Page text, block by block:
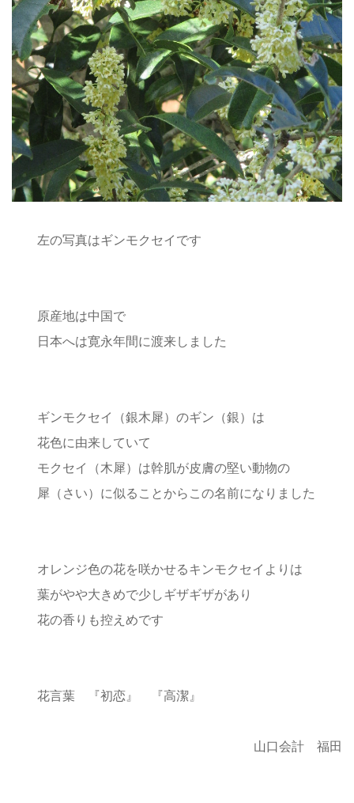
左の写真はギンモクセイです
原産地は中国で
日本へは寛永年間に渡来しました
ギンモクセイ（銀木犀）のギン（銀）は
花色に由来していて
モクセイ（木犀）は幹肌が皮膚の堅い動物の
犀（さい）に似ることからこの名前になりました
オレンジ色の花を咲かせるキンモクセイよりは
葉がやや大きめで少しギザギザがあり
花の香りも控えめです
花言葉 『初恋』 『高潔』
山口会計 福田